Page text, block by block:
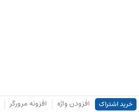
خرید اشتراک افزودن واژه افزونه مرورگر